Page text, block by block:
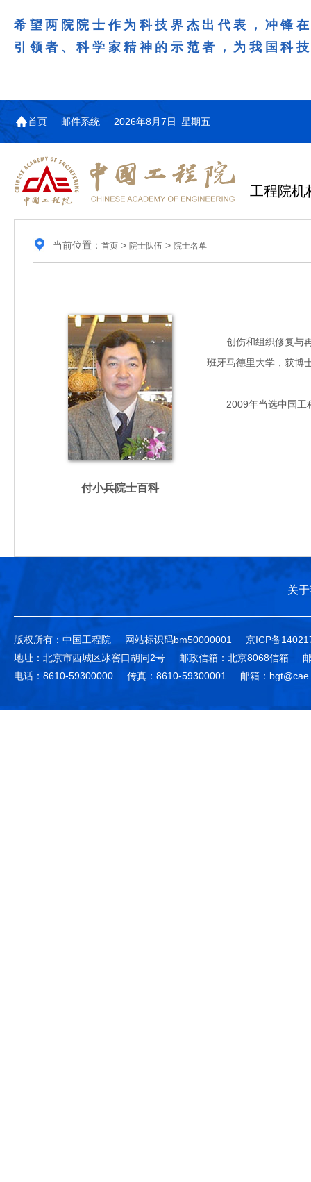
希望两院院士作为科技界杰出代表，冲锋
引领者、科学家精神的示范者，为我国科
首页 邮件系统 2026年8月7日 星期五
工程院机
当前位置： 首页> 院士队伍 > 院士名单
付小兵院士百科
创伤和组织修复与再
班牙马德里大学，获博
2009年当选中国工
关
版权所有：中国工程院 网站标识码bm50000001
京ICP备
地址：北京市西城区冰窖口胡同2号
邮政信箱：北京8068信箱
电话：8610-59300000
传真：8610-59300001 邮箱：